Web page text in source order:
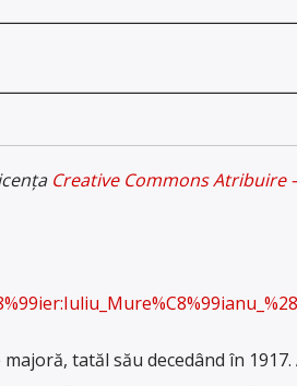
Creative Commons Atribuire
tatăl său decedând în